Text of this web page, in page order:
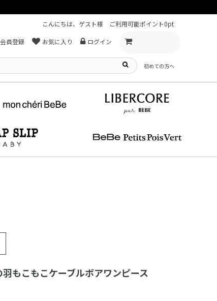
こんにちは、ゲスト様
ご利用可能ポイント0pt
員登録 お気に入り ログイン
初めての方へ
羽もこもこケーブルボアワンピース